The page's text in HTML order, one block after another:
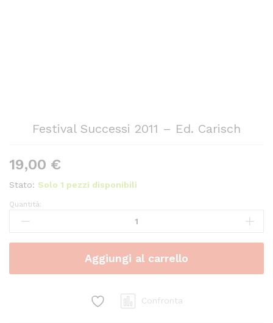
Festival Successi 2011 – Ed. Carisch
19,00 €
Stato: Solo 1 pezzi disponibili
Festival
Successi
-
Carisch
Quantità:
Aggiungi al carrello
Confronta